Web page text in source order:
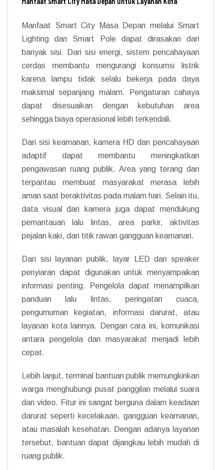
Manfaat Smart City Masa Depan melalui Smart
Lighting dan Smart Pole dapat dirasakan dari
banyak sisi. Dari sisi energi, sistem pencahayaan
cerdas membantu mengurangi konsumsi listrik
karena lampu tidak selalu bekerja pada daya
maksimal sepanjang malam. Pengaturan cahaya
dapat disesuaikan dengan kebutuhan area
sehingga biaya operasional lebih terkendali.
Dari sisi keamanan, kamera HD dan pencahayaan
adaptif dapat membantu meningkatkan
pengawasan ruang publik. Area yang terang dan
terpantau membuat masyarakat merasa lebih
aman saat beraktivitas pada malam hari. Selain itu,
data visual dari kamera juga dapat mendukung
pemantauan lalu lintas, area parkir, aktivitas
pejalan kaki, dan titik rawan gangguan keamanan.
Dari sisi layanan publik, layar LED dan speaker
penyiaran dapat digunakan untuk menyampaikan
informasi penting. Pengelola dapat menampilkan
panduan lalu lintas, peringatan cuaca,
pengumuman kegiatan, informasi darurat, atau
layanan kota lainnya. Dengan cara ini, komunikasi
antara pengelola dan masyarakat menjadi lebih
cepat.
Lebih lanjut, terminal bantuan publik memungkinkan
warga menghubungi pusat panggilan melalui suara
dan video. Fitur ini sangat berguna dalam keadaan
darurat seperti kecelakaan, gangguan keamanan,
atau masalah kesehatan. Dengan adanya layanan
tersebut, bantuan dapat dijangkau lebih mudah di
ruang publik.